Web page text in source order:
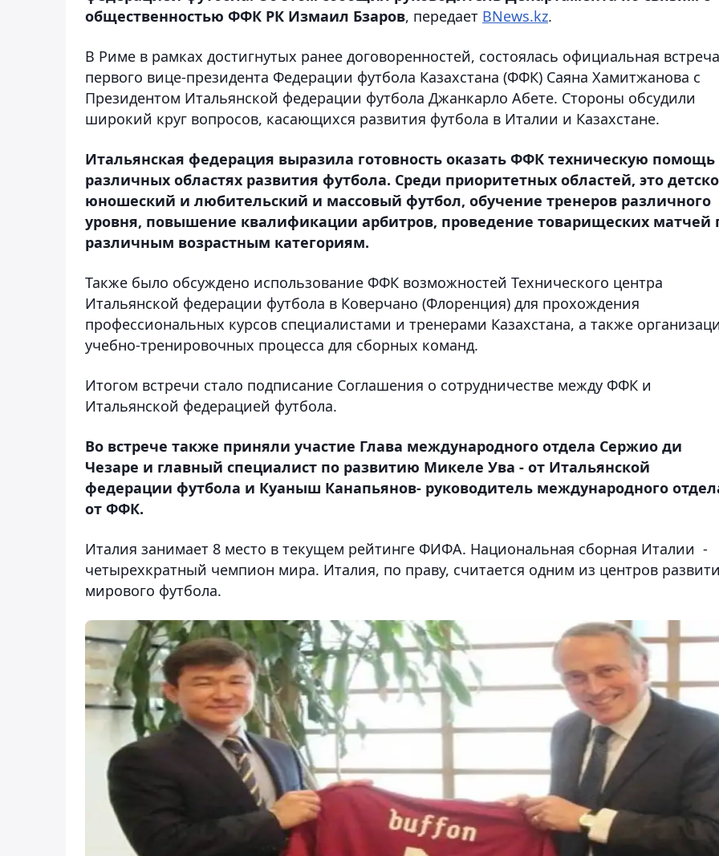
общественностью ФФК РК Измаил Бзаров, передает BNews.kz.
В Риме в рамках достигнутых ранее договоренностей, состоялась официальная встреча
первого вице-президента Федерации футбола Казахстана (ФФК) Саяна Хамитжанова с
Президентом Итальянской федерации футбола Джанкарло Абете. Стороны обсудили
широкий круг вопросов, касающихся развития футбола в Италии и Казахстане.
Итальянская федерация выразила готовность оказать ФФК техническую помощь
различных областях развития футбола. Среди приоритетных областей, это
юношеский и любительский и массовый футбол, обучение тренеров различного
уровня, повышение квалификации арбитров, проведение товарищеских матчей
различным возрастным категориям.
Также было обсуждено использование ФФК возможностей Технического центра
Итальянской федерации футбола в Коверчано (Флоренция) для прохождения
профессиональных курсов специалистами и тренерами Казахстана, а также
учебно-тренировочных процесса для сборных команд.
Итогом встречи стало подписание Соглашения о сотрудничестве между ФФК и
Итальянской федерацией футбола.
Во встрече также приняли участие Глава международного отдела Сержио ди
Чезаре и главный специалист по развитию Микеле Ува - от Итальянской
федерации футбола и Куаныш Канапьянов- руководитель международного
от ФФК.
Италия занимает 8 место в текущем рейтинге ФИФА. Национальная сборная Италии -
четырехкратный чемпион мира. Италия, по праву, считается одним из центров
мирового футбола.